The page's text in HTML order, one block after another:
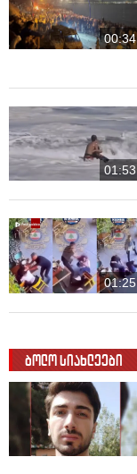
00:34
01:53
01:25
ბოლო სიახლეები